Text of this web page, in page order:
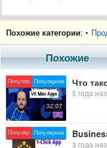
trodev ui kit
trip tour trodev
tour guide 2024 trodev
tour guide 2024
flutter trodev
flutter ui kit 2024
flutter ui kit 2024 trodev
trodev it company
trodev ecommerce
Похожие категории: •
Похожие
Популяр. Популярное
32:07
5 года
Популяр. Популярное
3 года